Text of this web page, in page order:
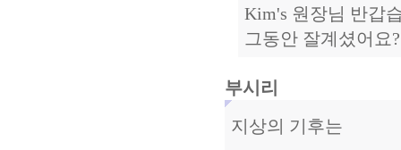
Kim's 원장님 반갑
그동안 잘계셨어요?
부시리
지상의 기후는